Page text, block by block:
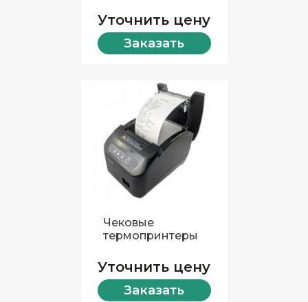
Уточнить цену
Заказать
Чековые
термопринтеры
Уточнить цену
Заказать